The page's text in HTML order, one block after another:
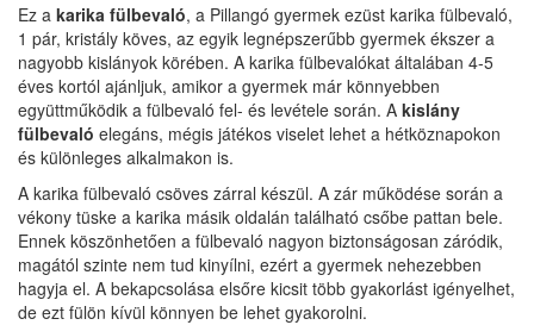
Ez a karika fülbevaló, a Pillangó gyermek ezüst karika fülbevaló,
1 pár, kristály köves, az egyik legnépszerűbb gyermek ékszer a
nagyobb kislányok körében. A karika fülbevalókat általában 4-5
éves kortól ajánljuk, amikor a gyermek már könnyebben
együttműködik a fülbevaló fel- és levétele során. A kislány
fülbevaló elegáns, mégis játékos viselet lehet a hétköznapokon
és különleges alkalmakon is.
A karika fülbevaló csöves zárral készül. A zár működése során a
vékony tüske a karika másik oldalán található csőbe pattan bele.
Ennek köszönhetően a fülbevaló nagyon biztonságosan záródik,
magától szinte nem tud kinyílni, ezért a gyermek nehezebben
hagyja el. A bekapcsolása elsőre kicsit több gyakorlást igényelhet,
de ezt fülön kívül könnyen be lehet gyakorolni.